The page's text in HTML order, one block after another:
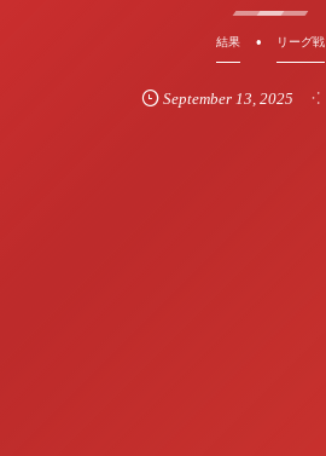
結果 リーグ戦
September 13 ,2025